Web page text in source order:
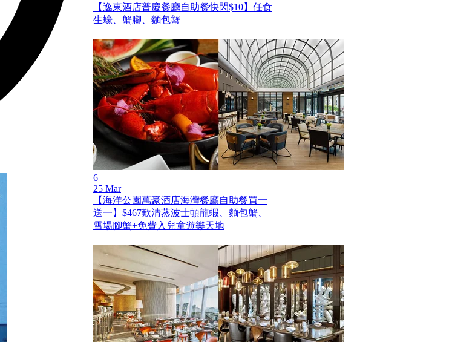
【逸東酒店普慶餐廳自助餐快閃$10】任食
生蠔、蟹腳、麵包蟹
6
25 Mar
【海洋公園萬豪酒店海灣餐廳自助餐買一
送一】$467歎清蒸波士頓龍蝦、麵包蟹、
雪場腳蟹+免費入兒童遊樂天地